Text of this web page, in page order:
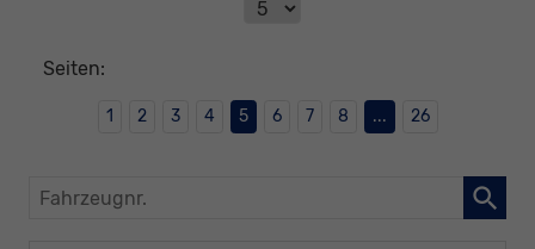
Seiten:
1 2 3 4 5 6 7 8 ... 26
Fahrzeugnr.